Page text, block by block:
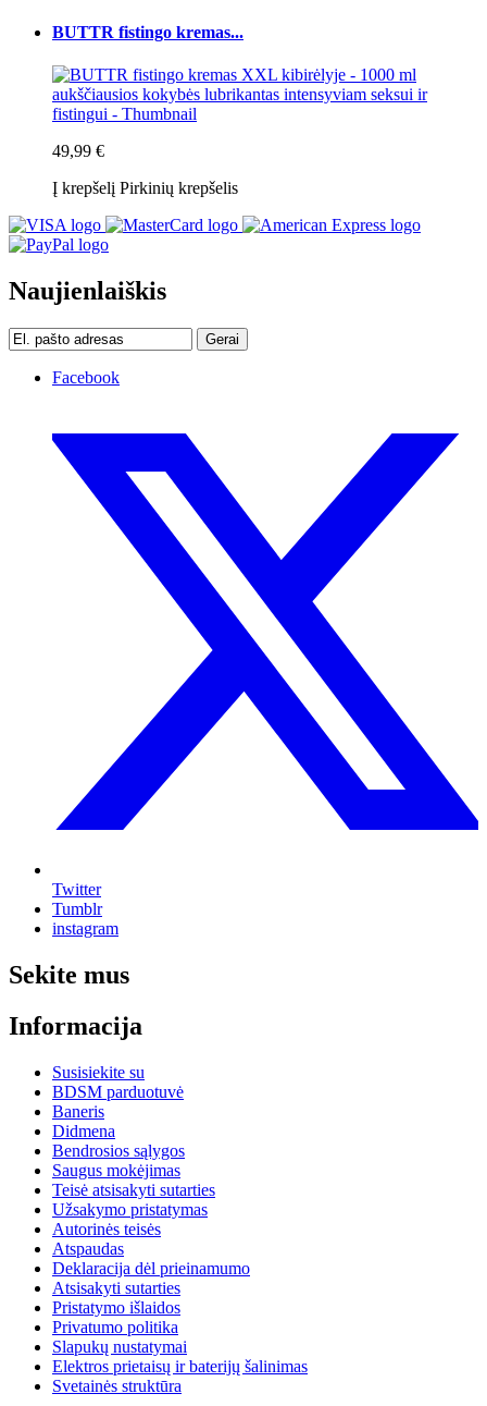
BUTTR fistingo kremas...
49,99 €
Į krepšelį Pirkinių krepšelis
Naujienlaiškis
Gerai
Facebook
Twitter
Tumblr
instagram
Sekite mus
Informacija
Susisiekite su
BDSM parduotuvė
Baneris
Didmena
Bendrosios sąlygos
Saugus mokėjimas
Teisė atsisakyti sutarties
Užsakymo pristatymas
Autorinės teisės
Atspaudas
Deklaracija dėl prieinamumo
Atsisakyti sutarties
Pristatymo išlaidos
Privatumo politika
Slapukų nustatymai
Elektros prietaisų ir baterijų šalinimas
Svetainės struktūra